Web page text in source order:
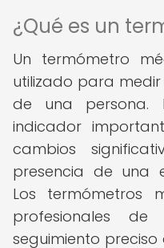
¿Qué es un
Un termómetro
utilizado para
de una persona.
indicador
cambios
presencia de una
Los termómetros
profesionales
seguimiento